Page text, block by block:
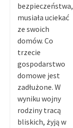
bezpieczeństwa,
musiała uciekać
ze swoich
domów. Co
trzecie
gospodarstwo
domowe jest
zadłużone. W
wyniku wojny
rodziny tracą
bliskich, żyją w